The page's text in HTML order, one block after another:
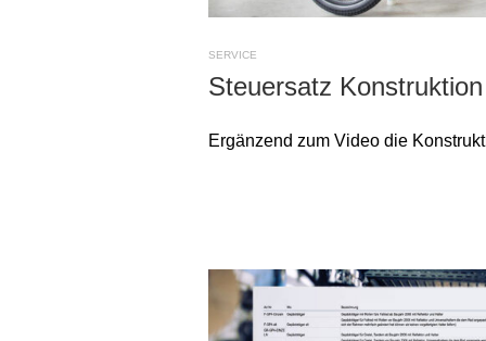
SERVICE
Steuersatz
Ergänzend zum Video die